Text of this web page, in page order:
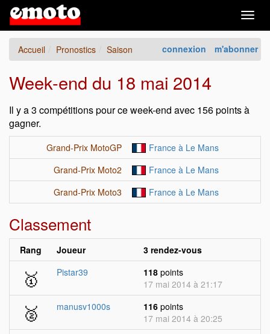
connexion m'abonner
Accueil Pronostics Saison
Week-end du 18 mai 2014
Il y a 3 compétitions pour ce week-end avec 156 points à
gagner.
Grand-Prix MotoGP
France à Le Mans
Grand-Prix Moto2
France à Le Mans
Grand-Prix Moto3
France à Le Mans
Classement
Rang Joueur 3 rendez-vous
🥇 Pistar39 118 points
17 mai 2014 à 21:17
🥈 manusv1000s 116 points
17 mai 2014 à 20:25